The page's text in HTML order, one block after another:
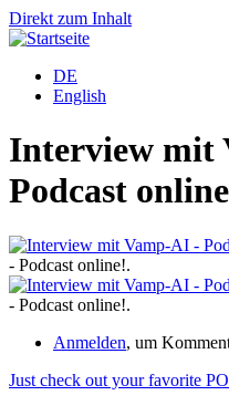
Direkt zum Inhalt
DE
English
Interview mit
Podcast
- Podcast online!.
- Podcast online!.
Anmelden, um
Just check out your favorite